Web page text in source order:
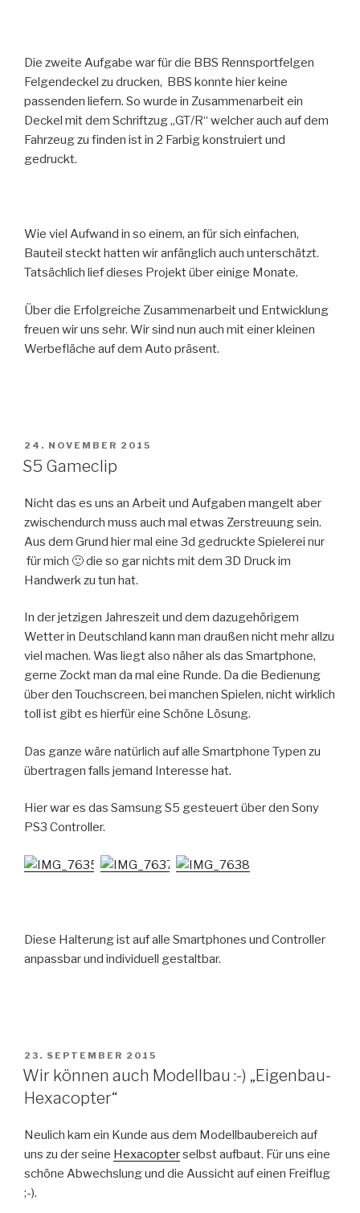
Die zweite Aufgabe war für die BBS Rennsportfelgen
Felgendeckel zu drucken, BBS konnte hier keine
passenden liefern. So wurde in Zusammenarbeit ein
Deckel mit dem Schriftzug „GT/R“ welcher auch auf dem
Fahrzeug zu finden ist in 2 Farbig konstruiert und
gedruckt.
Wie viel Aufwand in so einem, an für sich einfachen,
Bauteil steckt hatten wir anfänglich auch unterschätzt.
Tatsächlich lief dieses Projekt über einige Monate.
Über die Erfolgreiche Zusammenarbeit und Entwicklung
freuen wir uns sehr. Wir sind nun auch mit einer kleinen
Werbefläche auf dem Auto präsent.
VERÖFFENTLICHT
AM
24. NOVEMBER 2015
S5 Gameclip
Nicht das es uns an Arbeit und Aufgaben mangelt aber
zwischendurch muss auch mal etwas Zerstreuung sein.
Aus dem Grund hier mal eine 3d gedruckte Spielerei nur
für mich 🙂 die so gar nichts mit dem 3D Druck im
Handwerk zu tun hat.
In der jetzigen Jahreszeit und dem dazugehörigem
Wetter in Deutschland kann man draußen nicht mehr allzu
viel machen. Was liegt also näher als das Smartphone,
gerne Zockt man da mal eine Runde. Da die Bedienung
über den Touchscreen, bei manchen Spielen, nicht wirklich
toll ist gibt es hierfür eine Schöne Lösung.
Das ganze wäre natürlich auf alle Smartphone Typen zu
übertragen falls jemand Interesse hat.
Hier war es das Samsung S5 gesteuert über den Sony
PS3 Controller.
Diese Halterung ist auf alle Smartphones und Controller
anpassbar und individuell gestaltbar.
VERÖFFENTLICHT
AM
23. SEPTEMBER 2015
Wir können auch Modellbau :-) „Eigenbau-
Hexacopter“
Neulich kam ein Kunde aus dem Modellbaubereich auf
uns zu der seine Hexacopterselbst aufbaut. Für uns eine
schöne Abwechslung und die Aussicht auf einen Freiflug
;-).